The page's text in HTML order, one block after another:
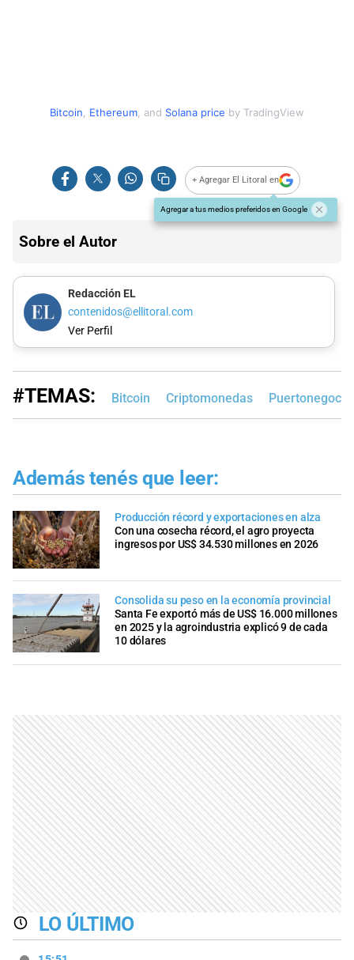
Bitcoin Ethereum and Solana price by TradingView
+ Agregar El Litoral en
Agregar a tus medios preferidos en Google
Sobre el Autor
Redacción EL
contenidos@ellitoral.com
Ver Perfil
#TEMAS: Bitcoin Criptomonedas
Además tenés que leer:
Producción récord y exportaciones en alza
Con una cosecha récord, el agro proyecta
ingresos por US$ 34.530 millones en 2026
Consolida su peso en la economía provincial
Santa Fe exportó más de US$ 16.000 millones
en 2025 y la agroindustria explicó 9 de cada
10 dólares
LO ÚLTIMO